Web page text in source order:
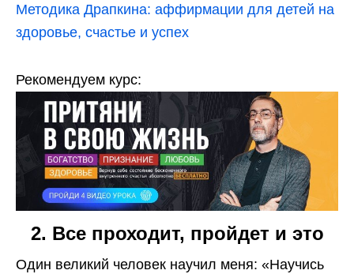
Методика Драпкина: аффирмации для детей на
здоровье, счастье и успех
Рекомендуем курс:
2. Все проходит, пройдет и это
Один великий человек научил меня: «Научись